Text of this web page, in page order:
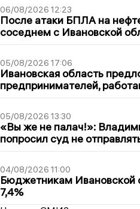
06/08/2026 12:23
После атаки БПЛА на
соседнем с Ивановской
05/08/2026 17:06
Ивановская область
предпринимателей,
05/08/2026 13:30
«Вы же не палач!»:
попросил суд не
04/08/2026 11:00
Бюджетникам Ивановской
7,4%